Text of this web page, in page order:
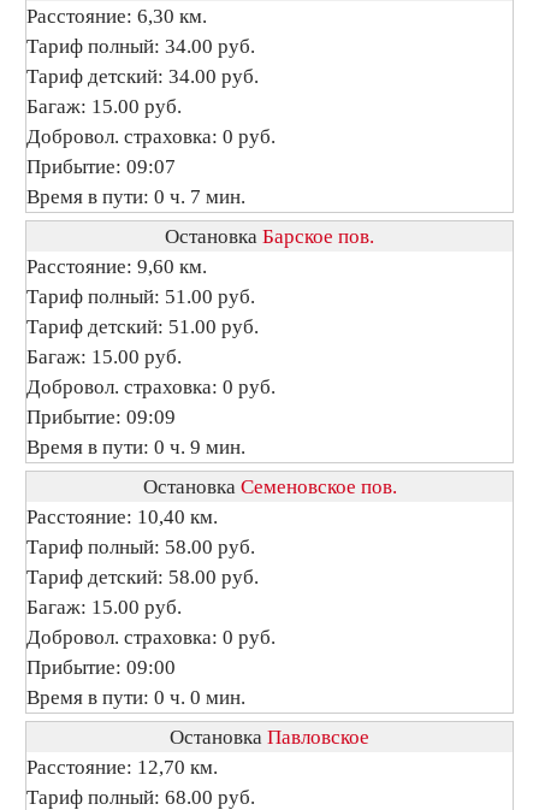
Расстояние: 6,30 км.
Тариф полный: 34.00 руб.
Тариф детский: 34.00 руб.
Багаж: 15.00 руб.
Добровол. страховка: 0 руб.
Прибытие: 09:07
Время в пути: 0 ч. 7 мин.
Остановка Барское пов.
Расстояние: 9,60 км.
Тариф полный: 51.00 руб.
Тариф детский: 51.00 руб.
Багаж: 15.00 руб.
Добровол. страховка: 0 руб.
Прибытие: 09:09
Время в пути: 0 ч. 9 мин.
Остановка Семеновское пов.
Расстояние: 10,40 км.
Тариф полный: 58.00 руб.
Тариф детский: 58.00 руб.
Багаж: 15.00 руб.
Добровол. страховка: 0 руб.
Прибытие: 09:00
Время в пути: 0 ч. 0 мин.
Остановка Павловское
Расстояние: 12,70 км.
Тариф полный: 68.00 руб.